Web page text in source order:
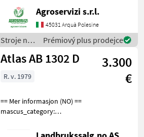
ATTREZZI, DOPPIO SFILO
Portata max: 12 TON
Altezza max di
sollevamento: 9.6 MT
Motore: MERCEDES BENZ 1
Agroservizi s.r.l.
45031 Arquà Polesine
Stroje na
stavbu /
Manitou
Prémiový plus prodejce
Atlas AB 1302 D
3.300
€
R. v. 1979
== Mer informasjon (NO) ==
mascus_category:
reference number upon